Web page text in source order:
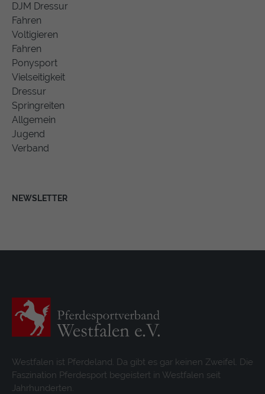
DJM Dressur
Fahren
Voltigieren
Fahren
Ponysport
Vielseitigkeit
Dressur
Springreiten
Allgemein
Jugend
Verband
NEWSLETTER
Westfalen ist Pferdeland. Da gibt es gar keinen Zweifel. Die
Faszination Pferdesport begeistert in Westfalen seit
Jahrhunderten.